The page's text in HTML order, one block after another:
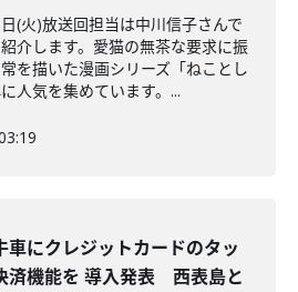
(火)放送回担当は中川信子さんで
介します。愛猫の無茶な要求に振
を描いた漫画シリーズ「ねことし
人気を集めています。...
車にクレジットカードのタッ
済機能を 導入発表 西表島と